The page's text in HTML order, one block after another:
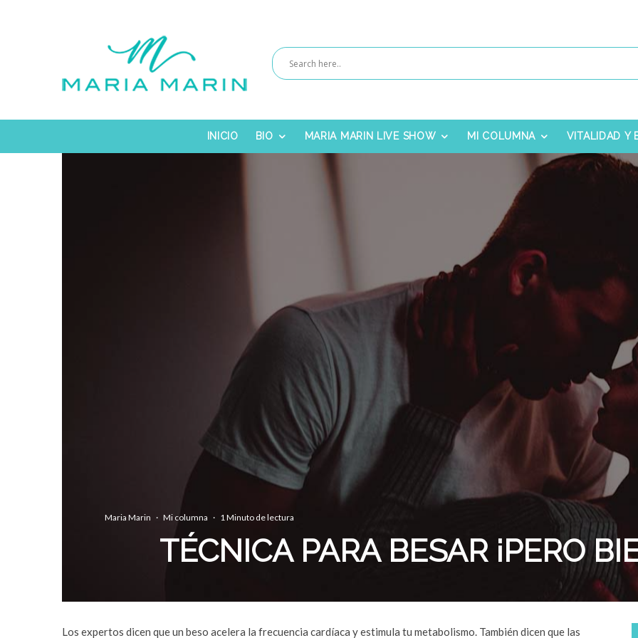
INICIO BIO MARIA MARIN LIVE SHOW MI COLUMNA VITALIDAD Y
Maria Marin · Mi columna · 1 Minuto de lectura
TÉCNICA PARA BESAR ¡PERO
Los expertos dicen que un beso acelera la frecuencia cardíaca y estimula tu metabolismo. También dicen que las